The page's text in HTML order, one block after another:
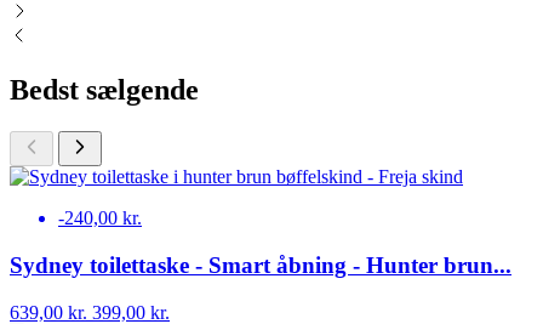
Bedst sælgende
-240,00 kr.
Sydney toilettaske - Smart åbning - Hunter brun...
639,00 kr. 399,00 kr.